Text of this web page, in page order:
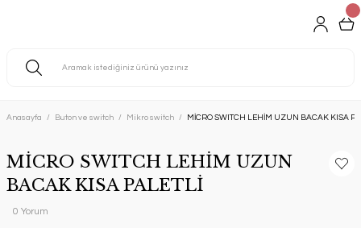
Anasayfa Buton ve switch Mikro switch MİCRO SWITCH LEHİM UZUN BACAK KISA
MİCRO SWITCH LEHİM UZUN
BACAK KISA PALETLİ
0 Yorum